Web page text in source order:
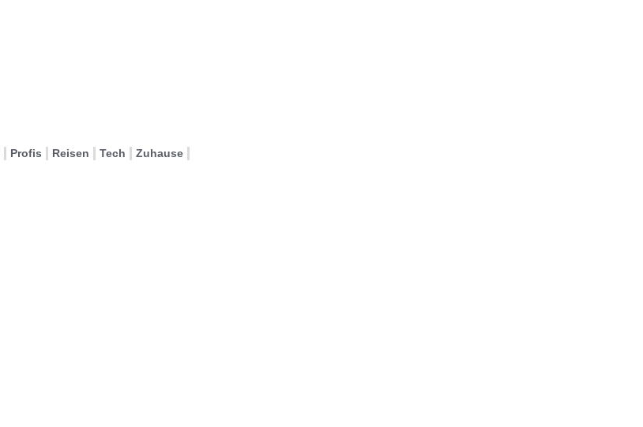
Profis Reisen Tech Zuhause